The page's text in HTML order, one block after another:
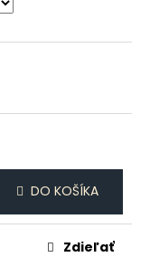
DO KOŠÍKA
Zdieľať